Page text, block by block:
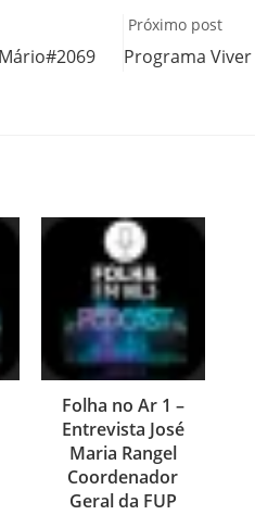
Próximo post
Programa
Folha no Ar 1 –
Entrevista José
Maria Rangel
Coordenador
Geral da FUP